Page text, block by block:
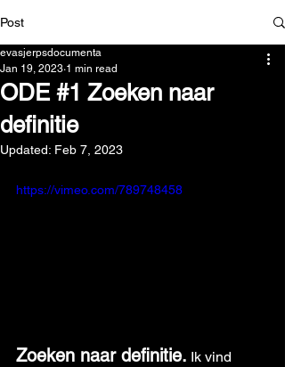
Post
ODE #1 Zoeken naar
definitie
evasjerpsdocumenta
Jan 19, 2023 1 min read
Updated: Feb 7, 2023
https://vimeo.com/789748458
Zoeken naar definitie. Ik vind